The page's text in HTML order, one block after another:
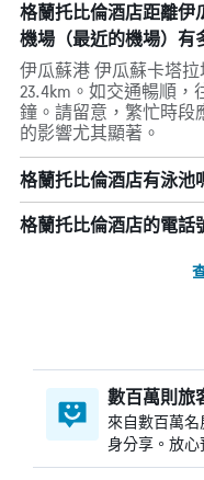
格蘭托比倫酒店距離伊
機場（最近的機場）有
伊瓜蘇港 伊瓜蘇卡塔
23.4km。如交通暢順，
鐘。請留意，繁忙時段
的影響尤其顯著。
格蘭托比倫酒店有泳池
格蘭托比倫酒店的電話
數百萬則旅
來自數百萬
身分享。放心